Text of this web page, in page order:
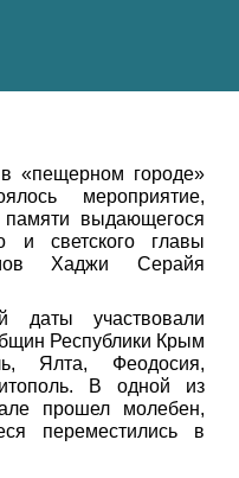
«пещерном городе»
мероприятие,
выдающегося
и светского главы
Хаджи Серайя
даты участвовали
Республики Крым
Ялта, Феодосия,
В одной из
прошел молебен,
переместились в